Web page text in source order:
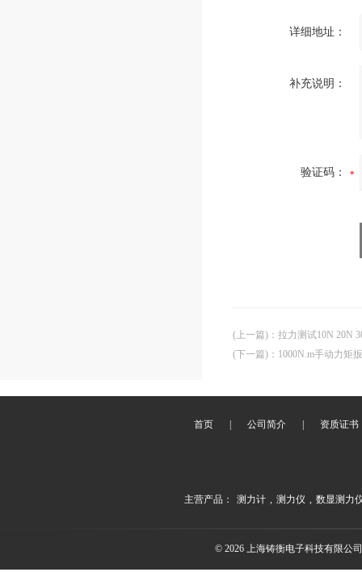
详细地址：
补充说明：
验证码：
(上一篇) ： 拉力测试10N 20N
(下一篇) ： 1000N.m手动力矩
首页 公司简介 资质证书
主营产品： 测力计 , 测力仪 , 数显测力
© 2026 上海铸衡电子科技有限公